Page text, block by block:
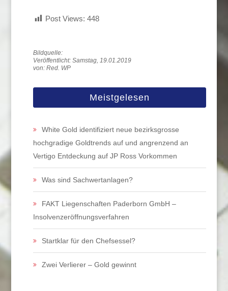
Post Views: 448
Veröffentlicht: Samstag, 19.01.2019
von: Red. WP
Meistgelesen
White Gold identifiziert neue bezirksgrosse
hochgradige Goldtrends auf und angrenzend an
Vertigo Entdeckung auf JP Ross Vorkommen
Was sind Sachwertanlagen?
FAKT Liegenschaften Paderborn GmbH –
Insolvenzeröffnungsverfahren
Startklar für den Chefsessel?
Zwei Verlierer – Gold gewinnt